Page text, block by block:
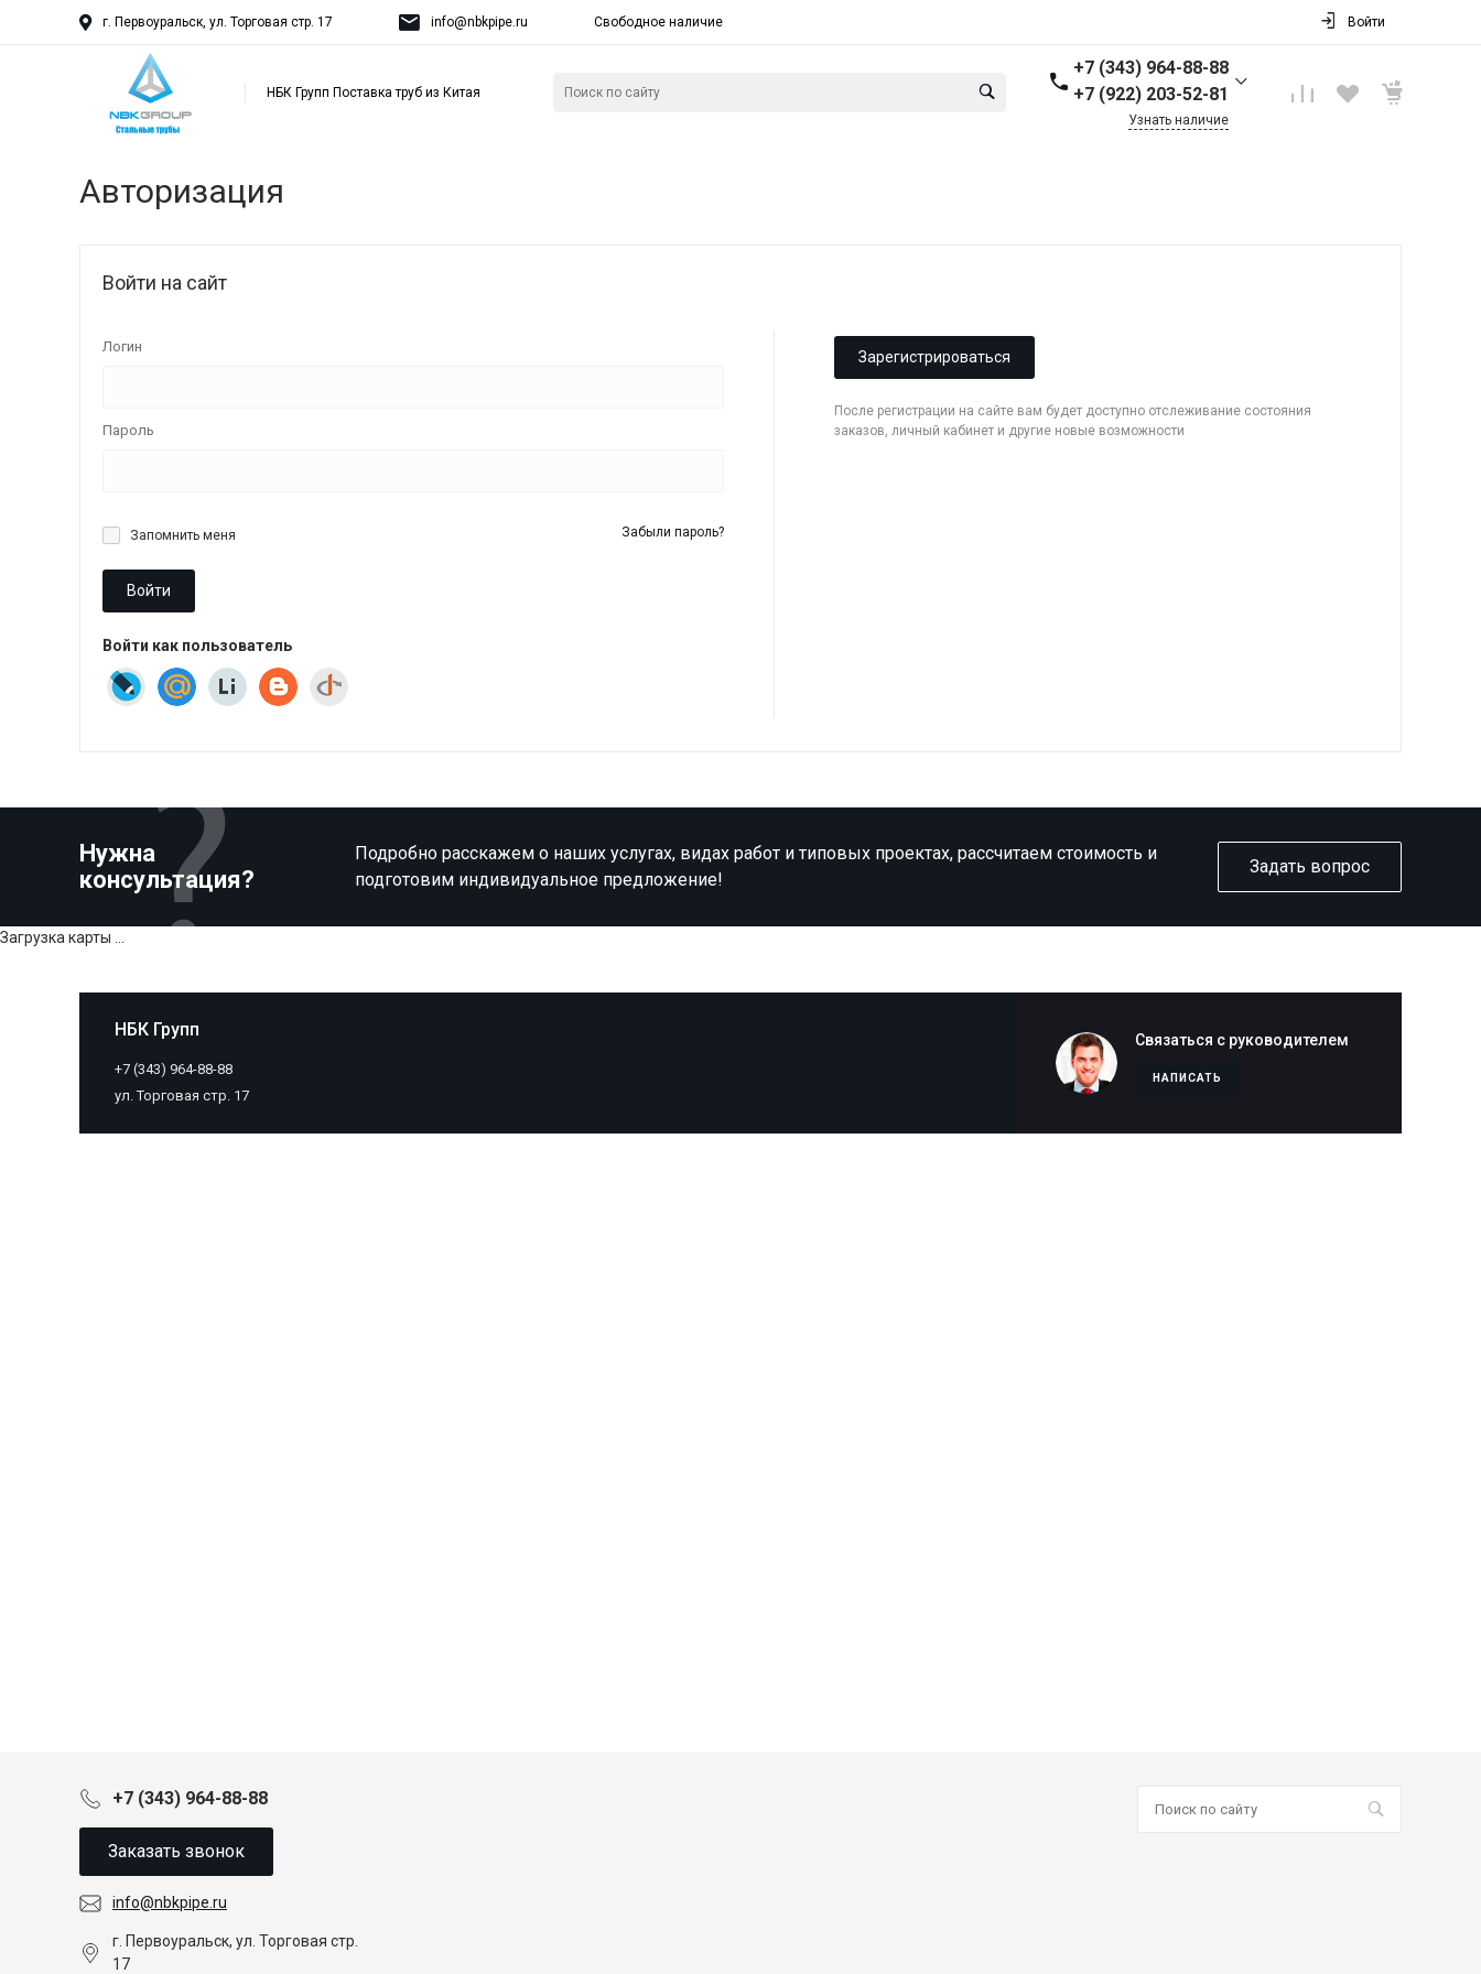
г. Первоуральск, ул. Торговая стр. 17 info@nbkpipe.ru Свободное наличие Войти
НБК Групп Поставка труб из Китая
+7 (343) 964-88-88
+7 (922) 203-52-81
Узнать наличие
Авторизация
Войти на сайт
Логин
Пароль
Запомнить меня Забыли пароль?
Войти
Войти как пользователь
Зарегистрироваться
После регистрации на сайте вам будет доступно отслеживание состояния
заказов, личный кабинет и другие новые возможности
Нужна
консультация?
Подробно расскажем о наших услугах, видах работ и типовых проектах, рассчитаем стоимость и
подготовим индивидуальное предложение!
Задать вопрос
Связаться с руководителем
НАПИСАТЬ
НБК Групп
+7 (343) 964-88-88
ул. Торговая стр. 17
Загрузка карты ...
+7 (343) 964-88-88
Заказать звонок
info@nbkpipe.ru
г. Первоуральск, ул. Торговая стр.
17